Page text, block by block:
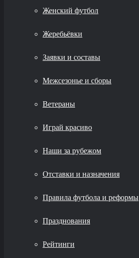
Женский футбол
Жеребьёвки
Заявки и составы
Межсезонье и сборы
Ветераны
Играй красиво
Наши за рубежом
Отставки и назначения
Правила футбола и реформы
Празднования
Рейтинги